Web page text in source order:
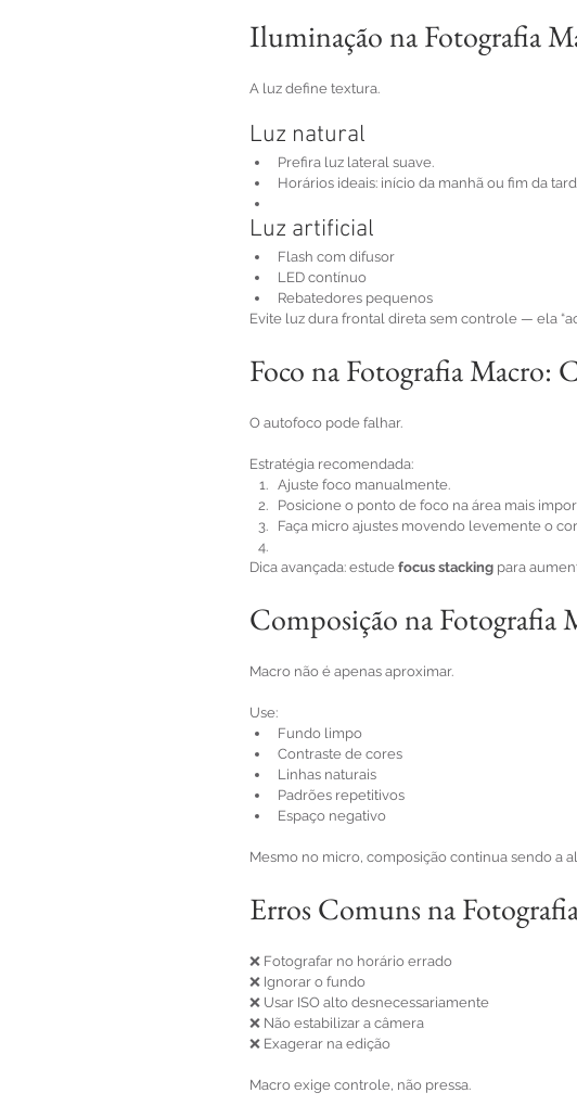
Iluminação na Fotografia
A luz define textura.
Luz natural
Prefira luz lateral suave.
Horários ideais: início da manhã ou fim da
Luz artificial
Flash com difusor
LED contínuo
Rebatedores pequenos
Evite luz dura frontal direta sem controle — ela
Foco na Fotografia Macro:
O autofoco pode falhar.
Estratégia recomendada:
Ajuste foco manualmente.
Posicione o ponto de foco na área mais
Faça micro ajustes movendo levemente o
Dica avançada: estude focus stacking para
Composição na Fotografia
Macro não é apenas aproximar.
Use:
Fundo limpo
Contraste de cores
Linhas naturais
Padrões repetitivos
Espaço negativo
Mesmo no micro, composição continua sendo a
Erros Comuns na
❌ Fotografar no horário errado
❌ Ignorar o fundo
❌ Usar ISO alto desnecessariamente
❌ Não estabilizar a câmera
❌ Exagerar na edição
Macro exige controle, não pressa.